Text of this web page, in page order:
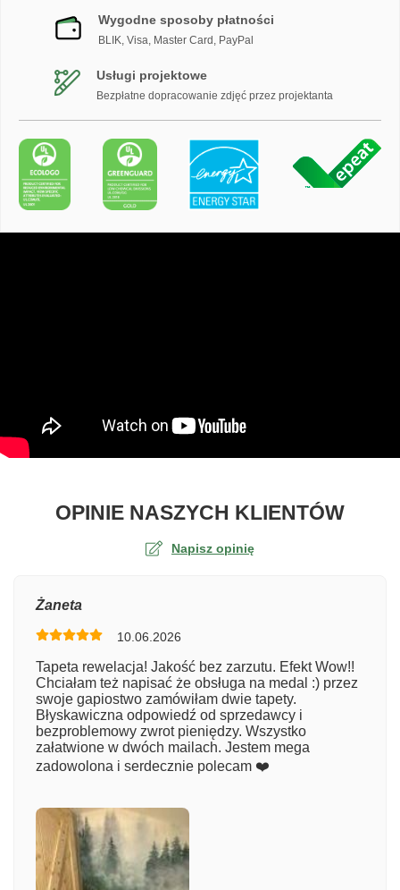
Wygodne sposoby płatności
BLIK, Visa, Master Card, PayPal
Usługi projektowe
Bezpłatne dopracowanie zdjęć przez projektanta
OPINIE NASZYCH KLIENTÓWO
Napisz opinię
Numer zamówienia
Imię
Żaneta
10.06.2026
Tapeta rewelacja! Jakość bez zarzutu. Efekt Wow!!
Chciałam też napisać że obsługa na medal :) przez
swoje gapiostwo zamówiłam dwie tapety.
Błyskawiczna odpowiedź od sprzedawcy i
bezproblemowy zwrot pieniędzy. Wszystko
załatwione w dwóch mailach. Jestem mega
zadowolona i serdecznie polecam ❤️